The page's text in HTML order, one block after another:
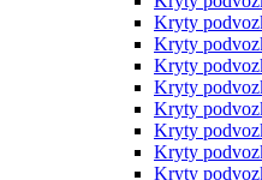
Kryty
Kryty
Kryty
Kryty
Kryty
Kryty
Kryty
Kryty